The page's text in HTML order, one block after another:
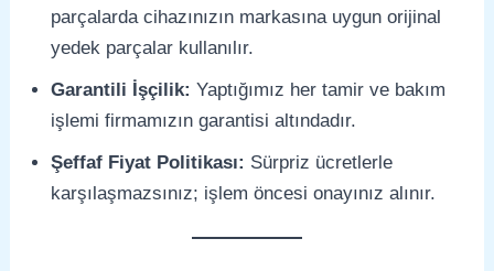
parçalarda cihazınızın markasına uygun orijinal
yedek parçalar kullanılır.
Garantili İşçilik: Yaptığımız her tamir ve bakım
işlemi firmamızın garantisi altındadır.
Şeffaf Fiyat Politikası: Sürpriz ücretlerle
karşılaşmazsınız; işlem öncesi onayınız alınır.